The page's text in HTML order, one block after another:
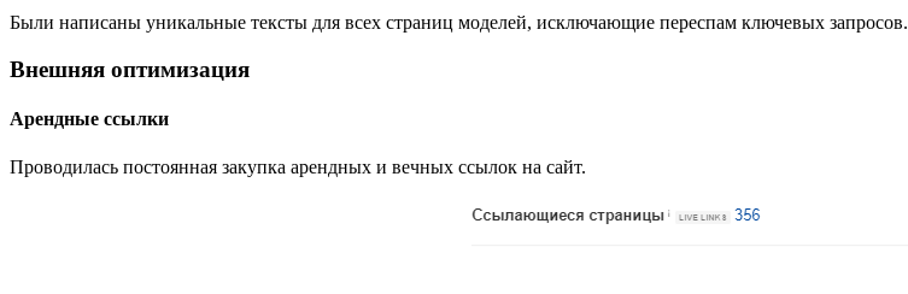
Были написаны уникальные тексты для всех страниц моделей, исключающие переспам ключевых запросов.
Внешняя оптимизация
Арендные ссылки
Проводилась постоянная закупка арендных и вечных ссылок на сайт.